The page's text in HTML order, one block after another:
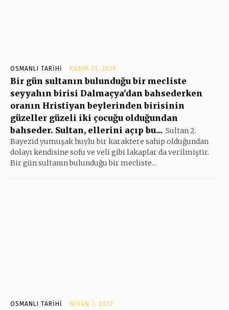
OSMANLI TARIHI KASIM 21, 2019
Bir gün sultanın bulunduğu bir mecliste
seyyahın birisi Dalmaçya’dan bahsederken
oranın Hristiyan beylerinden birisinin
güzeller güzeli iki çocuğu olduğundan
bahseder. Sultan, ellerini açıp bu... Sultan 2.
Bayezid yumuşak huylu bir karaktere sahip olduğundan
dolayı kendisine sofu ve veli gibi lakaplar da verilmiştir.
Bir gün sultanın bulunduğu bir mecliste...
OSMANLI TARIHI NISAN 7, 2022